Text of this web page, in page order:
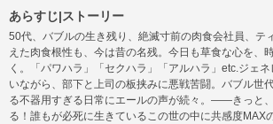
あらすじ|ストーリー
50代、バブルの生き残り、絶滅寸前の肉食会社員、テ
えた肉食根性も、今は昔の名残。今日も草食な心を、
く。「パワハラ」「セクハラ」「アルハラ」etc.ジェ
いながら、部下と上司の板挟みに悪戦苦闘。バブル世
る不器用すぎる日常にエールの声が続々。――きっと
る！誰もが必死に生きているこの世の中に共感度MAX